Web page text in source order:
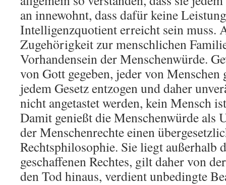
an innewohnt, dass dafür keine
Intelligenzquotient erreicht sein muss.
Zugehörigkeit zur menschlichen
Vorhandensein der Menschenwürde.
von Gott gegeben, jeder von Menschen
jedem Gesetz entzogen und daher
nicht angetastet werden, kein Mensch
Damit genießt die Menschenwürde als
der Menschenrechte einen
Rechtsphilosophie. Sie liegt außerhalb
geschaffenen Rechtes, gilt daher von
den Tod hinaus, verdient unbedingte